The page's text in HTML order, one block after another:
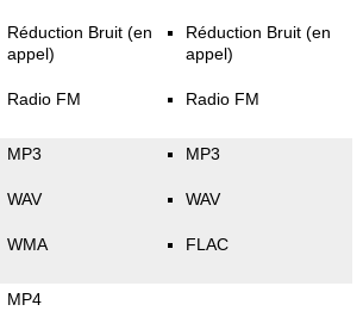
Réduction Bruit (en
appel)
Radio FM
Réduction Bruit (en
appel)
Radio FM
MP3
WAV
WMA
MP3
WAV
FLAC
MP4